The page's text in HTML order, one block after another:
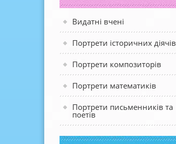
Видатні вчені
Портрети історичних діячів
Портрети композиторів
Портрети математиків
Портрети письменників та
поетів